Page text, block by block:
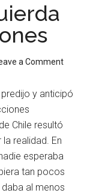
a Comment
y anticipó
Chile resultó
realidad. En
esperaba
tan pocos
al menos